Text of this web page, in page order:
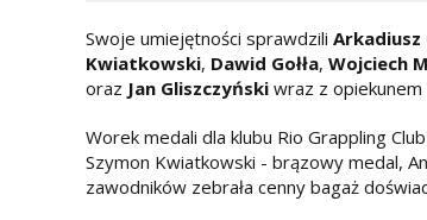
Swoje umiejętności sprawdzili Arkadiusz
Kwiatkowski, Dawid Gołła, Wojciech
oraz Jan Gliszczyński wraz z opiekunem
Worek medali dla klubu Rio Grappling
Szymon Kwiatkowski - brązowy medal,
zawodników zebrała cenny bagaż